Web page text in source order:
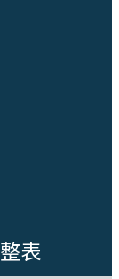
表